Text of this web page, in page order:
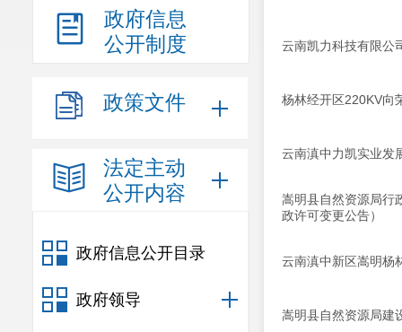
政府信息
公开制度
政策文件
法定主动
公开内容
政府信息公开目录
政府领导
云南凯力科技有限公
杨林经开区220KV向
云南滇中力凯实业发
嵩明县自然资源局行
政许可变更公告）
云南滇中新区嵩明杨
嵩明县自然资源局建